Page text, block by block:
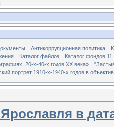
Антикоррупционная политика
Каталог файлов
Каталог фондов 11
20-х-40-х годов ХХ века»
портрет 1910-х-1940-х годов в
в